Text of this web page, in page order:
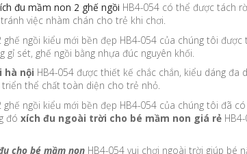
đu mầm non 2 ghế ngồi HB4-054 có thể được tách
việc nhàm chán cho trẻ khi chơi.
ghế ngồi kiểu mới bền đẹp HB4-054 của chúng tôi
gỉ sét, ghế ngồi bằng nhựa đúc nguyên khối.
hà nội HB4-054 được thiết kế chắc chắn, kiểu dáng đa
thể chất toàn diện cho trẻ nhỏ.
ghế ngồi kiểu mới bền đẹp HB4-054 của chúng tôi đã
đó xích đu ngoài trời cho bé mầm non giá rẻHB4-
cho bé mầm nonHB4-054 vui chơi ngoài trời giúp bé